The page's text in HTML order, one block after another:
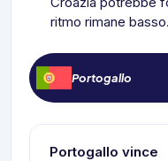
ritmo rimane basso.
Portogallo
Portogallo vince